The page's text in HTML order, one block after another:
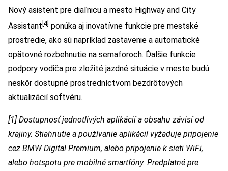
Nový asistent pre diaľnicu a mesto Highway and City
Assistant [4] ponúka aj inovatívne funkcie pre mestské
prostredie, ako sú napríklad zastavenie a automatické
opätovné rozbehnutie na semaforoch. Ďalšie funkcie
podpory vodiča pre zložité jazdné situácie v meste budú
neskôr dostupné prostredníctvom bezdrôtových
aktualizácií softvéru.
[1] Dostupnosť jednotlivých aplikácií a obsahu závisí od
krajiny. Stiahnutie a používanie aplikácií vyžaduje pripojenie
cez BMW Digital Premium, alebo pripojenie k sieti WiFi,
alebo hotspotu pre mobilné smartfóny. Predplatné pre